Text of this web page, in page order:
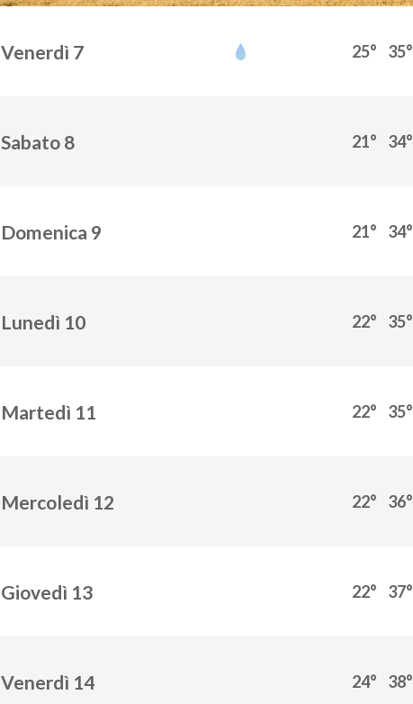
Venerdì 7 25° 35°
Sabato 8 21° 34°
Domenica 9 21° 34°
Lunedì 10 22° 35°
Martedì 11 22° 35°
Mercoledì 12 22° 36°
Giovedì 13 22° 37°
Venerdì 14 24° 38°